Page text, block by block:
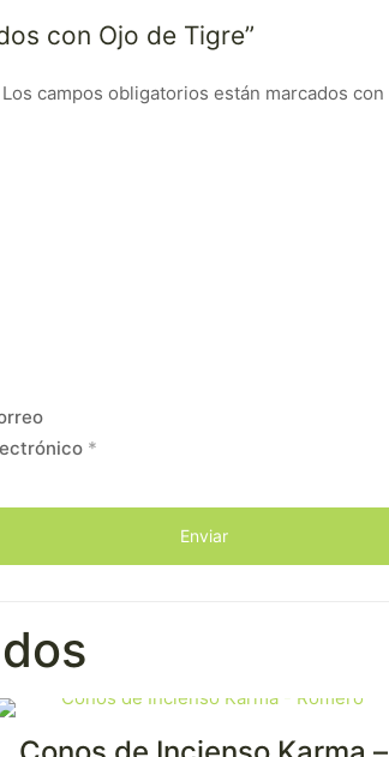
con Ojo de Tigre”
Los campos obligatorios están marcados con
*